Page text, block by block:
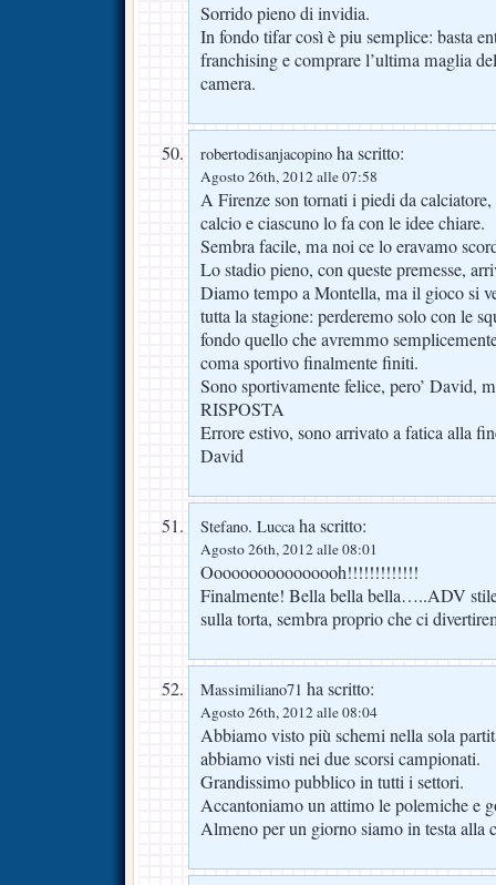
Sorrido pieno di invidia.
In fondo tifar così è piu semplice: basta
franchising e comprare l’ultima maglia
camera.
robertodisanjacopino ha scritto:
Agosto 26th, 2012 alle 07:58
A Firenze son tornati i piedi da
calcio e ciascuno lo fa con le idee chiare.
Sembra facile, ma noi ce lo eravamo
Lo stadio pieno, con queste premesse,
Diamo tempo a Montella, ma il gioco si
tutta la stagione: perderemo solo con le
fondo quello che avremmo
coma sportivo finalmente finiti.
Sono sportivamente felice, pero’ David,
RISPOSTA
Errore estivo, sono arrivato a fatica alla
David
Stefano. Luccaha scritto:
Agosto 26th, 2012 alle 08:01
Oooooooooooooooh!!!!!!!!!!!!!
Finalmente! Bella bella bella…..ADV
sulla torta, sembra proprio che ci
Massimiliano71 ha scritto:
Agosto 26th, 2012 alle 08:04
Abbiamo visto più schemi nella sola
abbiamo visti nei due scorsi campionati.
Grandissimo pubblico in tutti i settori.
Accantoniamo un attimo le polemiche e
Almeno per un giorno siamo in testa alla